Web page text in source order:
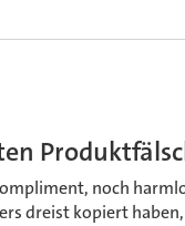
noch
dreist kopiert haben,